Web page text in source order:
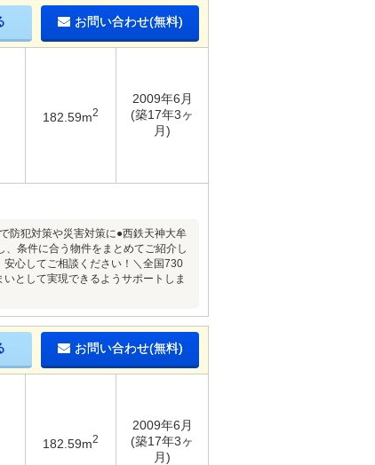
お問い合わせ(無料)
182.59m2
2009年6月
(築17年3ヶ
月)
防犯対策や災害対策に●西鉄天神大牟
条件に合う物件をまとめてご紹介し
心してご相談ください！＼全国730
として実現できるようサポートしま
お問い合わせ(無料)
182.59m2
2009年6月
(築17年3ヶ
月)